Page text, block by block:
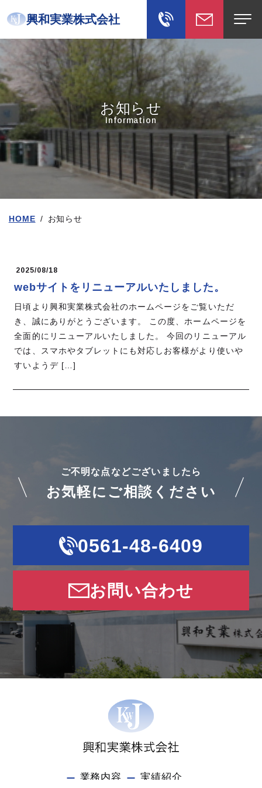
興和実業株式会社
お知らせ
Information
HOME / お知らせ
2025/08/18
webサイトをリニューアルいたしました。
日頃より興和実業株式会社のホームページをご覧いただ
き、誠にありがとうございます。 この度、ホームページを
全面的にリニューアルいたしました。 今回のリニューアル
では、スマホやタブレットにも対応しお客様がより使いや
すいようデ […]
ご不明な点などございましたら
お気軽にご相談ください
0561-48-6409
お問い合わせ
業務内容 実績紹介